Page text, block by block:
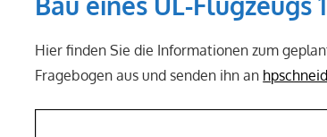
Hier finden Sie die Informationen zum
Fragebogen aus und senden ihn an